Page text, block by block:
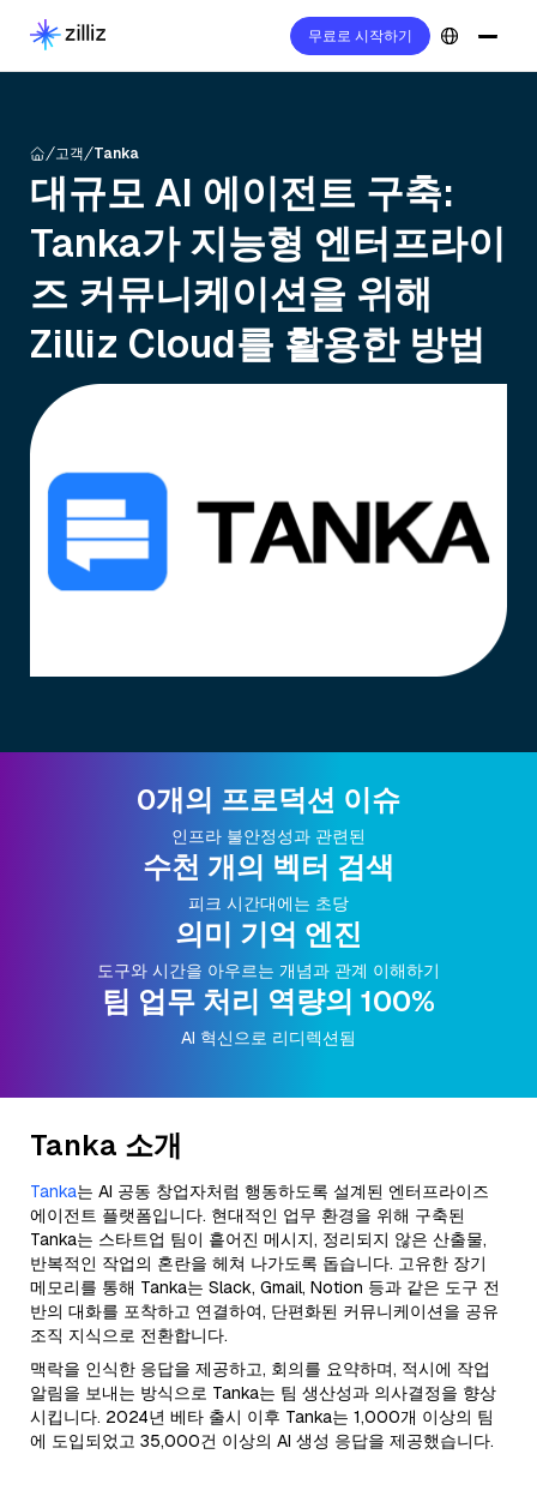
무료로 시작하기
고객 Tanka
대규모 AI 에이전트 구축:
Tanka가 지능형 엔터프라이
즈 커뮤니케이션을 위해
Zilliz Cloud를 활용한 방법
0개의 프로덕션 이슈
인프라 불안정성과 관련된
수천 개의 벡터 검색
피크 시간대에는 초당
의미 기억 엔진
도구와 시간을 아우르는 개념과 관계 이해하기
팀 업무 처리 역량의 100%
AI 혁신으로 리디렉션됨
Tanka 소개
Tanka는 AI 공동 창업자처럼 행동하도록 설계된 엔터프라이즈
에이전트 플랫폼입니다. 현대적인 업무 환경을 위해 구축된
Tanka는 스타트업 팀이 흩어진 메시지, 정리되지 않은 산출물,
반복적인 작업의 혼란을 헤쳐 나가도록 돕습니다. 고유한 장기
메모리를 통해 Tanka는 Slack, Gmail, Notion 등과 같은 도구 전
반의 대화를 포착하고 연결하여, 단편화된 커뮤니케이션을 공유
조직 지식으로 전환합니다.
맥락을 인식한 응답을 제공하고, 회의를 요약하며, 적시에 작업
알림을 보내는 방식으로 Tanka는 팀 생산성과 의사결정을 향상
시킵니다. 2024년 베타 출시 이후 Tanka는 1,000개 이상의 팀
에 도입되었고 35,000건 이상의 AI 생성 응답을 제공했습니다.